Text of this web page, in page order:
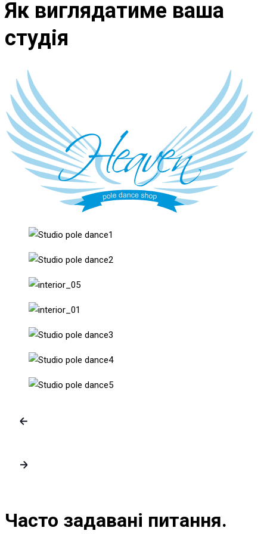
Як виглядатиме ваша
студія
Часто задавані питання.